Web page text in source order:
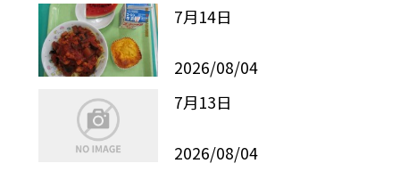
7月14日
2026/08/04
7月13日
2026/08/04